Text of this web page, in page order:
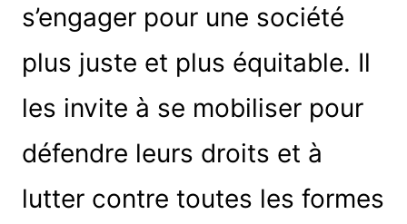
s’engager pour une société
plus juste et plus équitable. Il
les invite à se mobiliser pour
défendre leurs droits et à
lutter contre toutes les formes